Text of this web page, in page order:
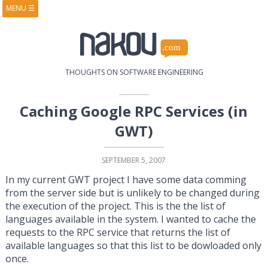
MENU ☰
COURSES
RESEARCH
PUBLICATIONS
THOUGHTS ON SOFTWARE ENGINEERING
Caching Google RPC Services (in
GWT)
SEPTEMBER 5, 2007
In my current GWT project I have some data comming
from the server side but is unlikely to be changed during
the execution of the project. This is the the list of
languages available in the system. I wanted to cache the
requests to the RPC service that returns the list of
available languages so that this list to be dowloaded only
once.